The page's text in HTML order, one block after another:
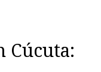
Cúcuta: